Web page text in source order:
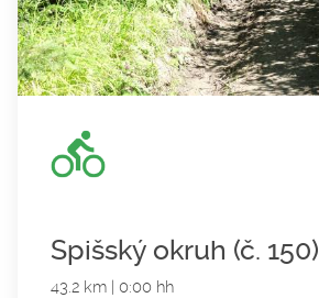
Spišský okruh (č. 150)
43.2 km | 0:00 hh